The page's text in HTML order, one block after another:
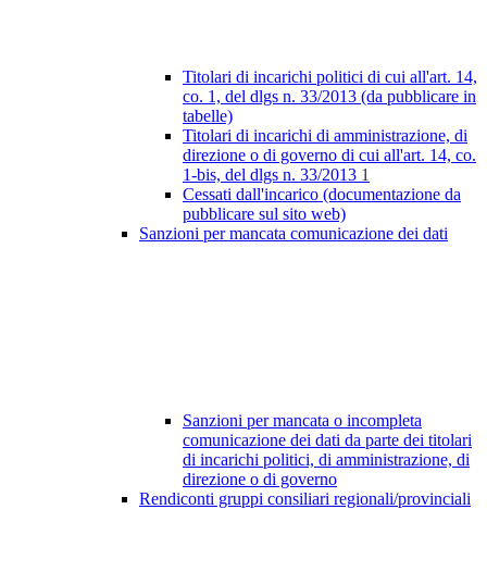
Titolari di incarichi politici di cui all'art. 14,
co. 1, del dlgs n. 33/2013 (da pubblicare in
tabelle)
Titolari di incarichi di amministrazione, di
direzione o di governo di cui all'art. 14, co.
1-bis, del dlgs n. 33/2013 1
Cessati dall'incarico (documentazione da
pubblicare sul sito web)
Sanzioni per mancata comunicazione dei dati
Sanzioni per mancata o incompleta
comunicazione dei dati da parte dei titolari
di incarichi politici, di amministrazione, di
direzione o di governo
Rendiconti gruppi consiliari regionali/provinciali